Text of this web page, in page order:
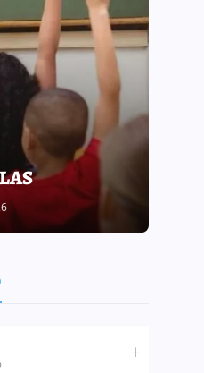
238
de julho de 2026